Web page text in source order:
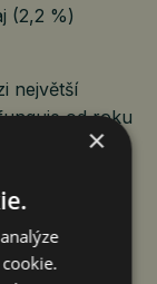
(2,2 %)
největší
od roku
×